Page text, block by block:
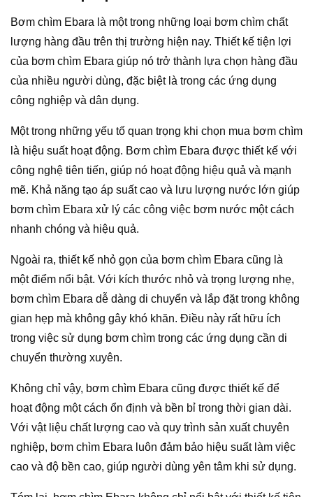
Bơm chìm Ebara là một trong những loại bơm chìm chất
lượng hàng đầu trên thị trường hiện nay. Thiết kế tiện lợi
của bơm chìm Ebara giúp nó trở thành lựa chọn hàng đầu
của nhiều người dùng, đặc biệt là trong các ứng dụng
công nghiệp và dân dụng.
Một trong những yếu tố quan trọng khi chọn mua bơm chìm
là hiệu suất hoạt động. Bơm chìm Ebara được thiết kế với
công nghệ tiên tiến, giúp nó hoạt động hiệu quả và mạnh
mẽ. Khả năng tạo áp suất cao và lưu lượng nước lớn giúp
bơm chìm Ebara xử lý các công việc bơm nước một cách
nhanh chóng và hiệu quả.
Ngoài ra, thiết kế nhỏ gọn của bơm chìm Ebara cũng là
một điểm nổi bật. Với kích thước nhỏ và trọng lượng nhẹ,
bơm chìm Ebara dễ dàng di chuyển và lắp đặt trong không
gian hẹp mà không gây khó khăn. Điều này rất hữu ích
trong việc sử dụng bơm chìm trong các ứng dụng cần di
chuyển thường xuyên.
Không chỉ vậy, bơm chìm Ebara cũng được thiết kế để
hoạt động một cách ổn định và bền bỉ trong thời gian dài.
Với vật liệu chất lượng cao và quy trình sản xuất chuyên
nghiệp, bơm chìm Ebara luôn đảm bảo hiệu suất làm việc
cao và độ bền cao, giúp người dùng yên tâm khi sử dụng.